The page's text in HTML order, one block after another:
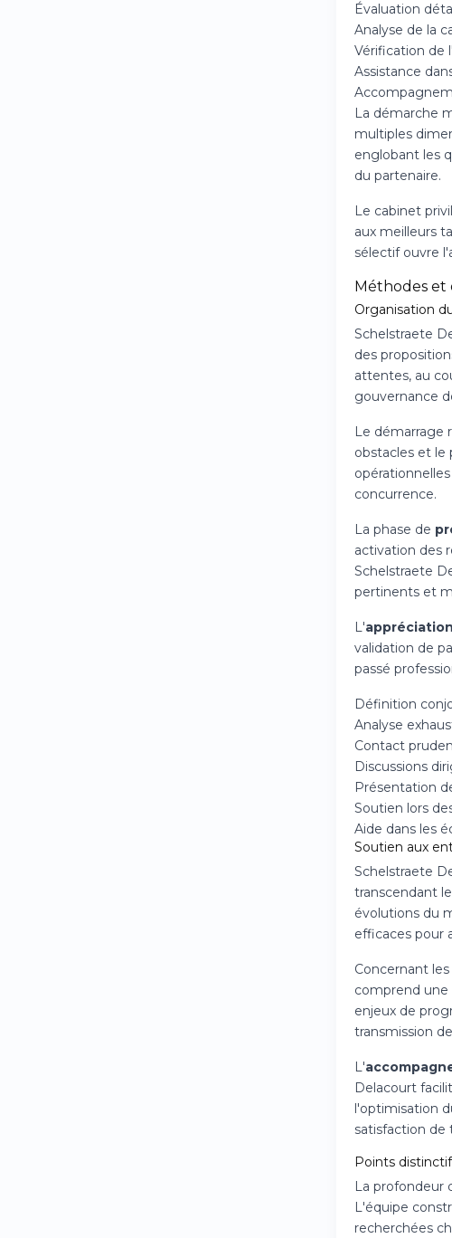
Évaluation
Analyse de la
Vérification de
Assistance
La démarche
multiples
englobant les
du partenaire.
Le cabinet
aux meilleurs
sélectif ouvre
Méthodes et
Organisation
Schelstraete
des
attentes, au
gouvernance
Le démarrage
obstacles et le
concurrence.
La phase de
activation des
Schelstraete
pertinents et
L'
validation de
passé
Définition
Analyse
Contact
Discussions
Présentation
Soutien lors
Aide dans les
Soutien aux
Schelstraete
transcendant
évolutions du
efficaces pour
Concernant
comprend une
enjeux de
transmission
L'
Delacourt
l'optimisation
satisfaction de
Points
La profondeur
L'équipe
recherchées